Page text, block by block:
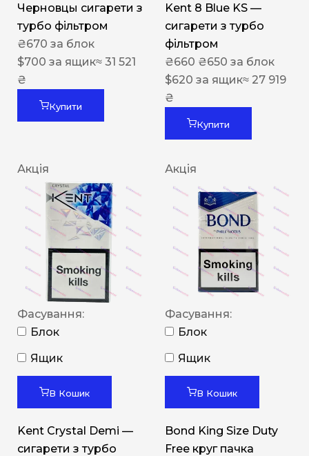
Черновцы сигарети з
турбо фільтром
₴670 за блок
$700 за ящик≈ 31 521
₴
Купити
Kent 8 Blue KS —
сигарети з турбо
фільтром
₴660 ₴650 за блок
$620 за ящик≈ 27 919
₴
Купити
Акція
Фасування:
Блок
Ящик
В Кошик
Kent Crystal Demi —
сигарети з турбо
Акція
Фасування:
Блок
Ящик
В Кошик
Bond King Size Duty
Free круг пачка